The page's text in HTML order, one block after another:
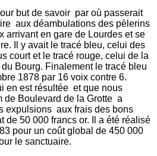
but de savoir par où passerait
aux déambulations des pèlerins
arrivant en gare de Lourdes et se
Il y avait le tracé bleu, celui des
court et le tracé rouge, celui de la
Bourg. Finalement le tracé bleu
1878 par 16 voix contre 6.
en est résultée et que nous
de Boulevard de la Grotte a
expulsions aux frais des bons
de 50 000 francs or. Il a été réalisé
pour un coût global de 450 000
le sanctuaire.